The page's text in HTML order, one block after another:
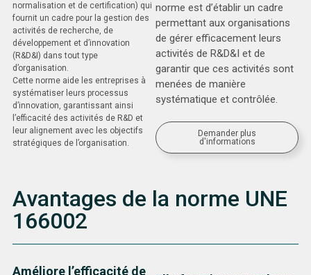
normalisation et de certification) qui
fournit un cadre pour la gestion des
activités de recherche, de
développement et d’innovation
(R&D&I) dans tout type
d’organisation.
Cette norme aide les entreprises à
systématiser leurs processus
d’innovation, garantissant ainsi
l’efficacité des activités de R&D et
leur alignement avec les objectifs
stratégiques de l’organisation.
norme est d’établir un cadre
permettant aux organisations
de gérer efficacement leurs
activités de R&D&I et de
garantir que ces activités sont
menées de manière
systématique et contrôlée.
Demander plus
d'informations
Avantages de la norme UNE
166002
Améliore l’efficacité de